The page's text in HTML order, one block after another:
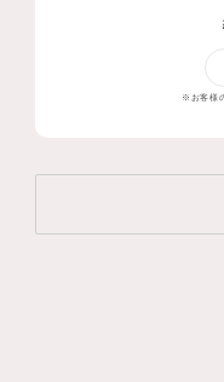
ると思ってい
います♡ちなみ
ノーが大好き
※お客様